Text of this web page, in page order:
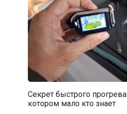
Секрет быстрого
котором мало кто знает